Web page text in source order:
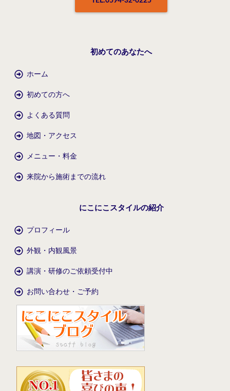
初めてのあなたへ
ホーム
初めての方へ
よくある質問
地図・アクセス
メニュー・料金
来院から施術までの流れ
にこにこスタイルの紹介
プロフィール
外観・内観風景
講演・研修のご依頼受付中
お問い合わせ・ご予約